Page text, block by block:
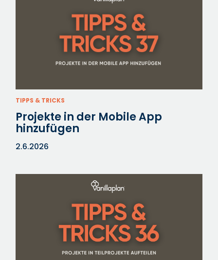
TIPPS & TRICKS
Projekte in der Mobile App
hinzufügen
2.6.2026